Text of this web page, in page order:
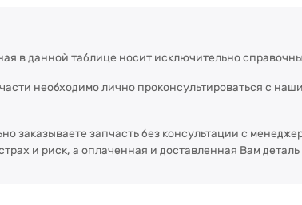
в данной таблице носит исключительно
необходимо лично проконсультироваться с
заказываете запчасть без консультации с
и риск, а оплаченная и доставленная Вам